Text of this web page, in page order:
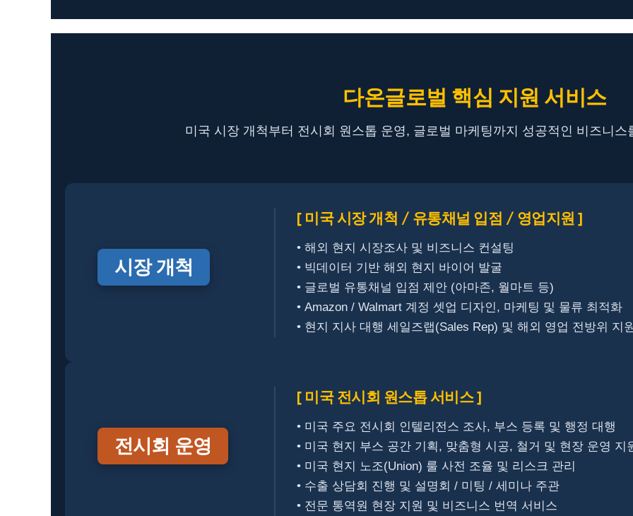
다온글로벌 핵심 지원 서비스
미국 시장 개척부터 전시회 원스톱 운영, 글로벌 마케팅까지 성공적인 비즈니스
시장 개척
[ 미국 시장 개척 / 유통채널 입점 / 영업지원 ]
• 해외 현지 시장조사 및 비즈니스 컨설팅
• 빅데이터 기반 해외 현지 바이어 발굴
• 글로벌 유통채널 입점 제안 (아마존, 월마트 등)
• Amazon / Walmart 계정 셋업 디자인, 마케팅 및 물류 최적화
• 현지 지사 대행 세일즈랩(Sales Rep) 및 해외 영업 전방위 지
전시회 운영
[ 미국 전시회 원스톱 서비스 ]
• 미국 주요 전시회 인텔리전스 조사, 부스 등록 및 행정 대행
• 미국 현지 부스 공간 기획, 맞춤형 시공, 철거 및 현장 운영 지
• 미국 현지 노조(Union) 룰 사전 조율 및 리스크 관리
• 수출 상담회 진행 및 설명회 / 미팅 / 세미나 주관
• 전문 통역원 현장 지원 및 비즈니스 번역 서비스